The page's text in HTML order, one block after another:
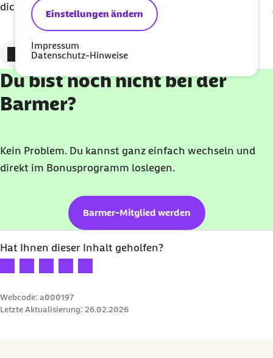
Einstellungen ändern
Impressum
Datenschutz-Hinweise
dich.
Zum vorigen Element
Zum nächsten Element
Du bist noch nicht bei der
Barmer?
Kein Problem. Du kannst ganz einfach wechseln und
direkt im Bonusprogramm loslegen.
Barmer-Mitglied werden
Hat Ihnen dieser Inhalt geholfen?
Webcode: a000197
Letzte Aktualisierung: 26.02.2026